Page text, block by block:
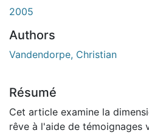
2005
Authors
Vandendorpe, Christian
Résumé
Cet article examine la
rêve à l'aide de témoignages